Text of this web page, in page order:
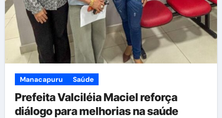
Manacapuru Saúde
Prefeita Valciléia Maciel reforça
diálogo para melhorias na saúde